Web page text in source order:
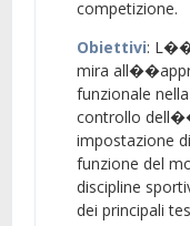
competizione.
Obiettivi:
mira
funzionale
controllo
impostazione
funzione del
discipline
dei principali